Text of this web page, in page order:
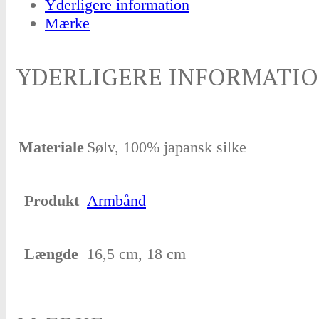
Yderligere information
Mærke
YDERLIGERE
Materiale Sølv, 100% japansk silke
Produkt Armbånd
Længde 16,5 cm, 18 cm